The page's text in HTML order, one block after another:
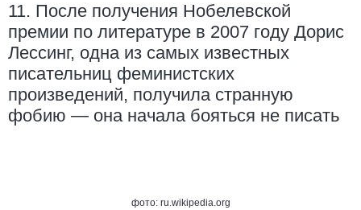
11. После получения Нобелевской
премии по литературе в 2007 году Дорис
Лессинг, одна из самых известных
писательниц феминистских
произведений, получила странную
фобию — она начала бояться не писать
фото: ru.wikipedia.org